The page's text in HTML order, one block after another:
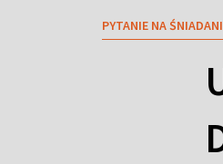
PYTANIE NA